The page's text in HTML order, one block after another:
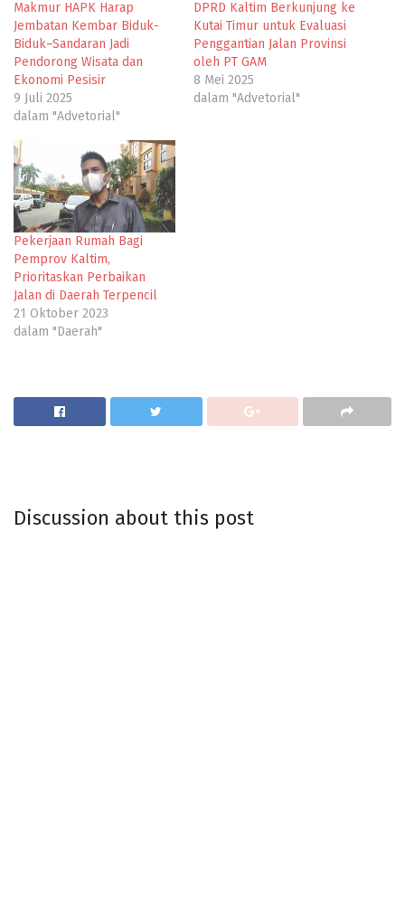
Makmur HAPK Harap
Jembatan Kembar Biduk-
Biduk–Sandaran Jadi
Pendorong Wisata dan
Ekonomi Pesisir
9 Juli 2025
dalam "Advetorial"
DPRD Kaltim Berkunjung ke
Kutai Timur untuk Evaluasi
Penggantian Jalan Provinsi
oleh PT GAM
8 Mei 2025
dalam "Advetorial"
Pekerjaan Rumah Bagi
Pemprov Kaltim,
Prioritaskan Perbaikan
Jalan di Daerah Terpencil
21 Oktober 2023
dalam "Daerah"
Discussion about this post